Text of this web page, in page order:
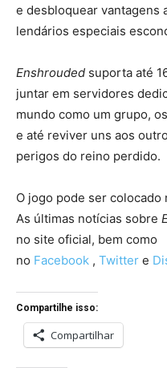
e desbloquear vantagens
lendários especiais
Enshrouded suporta até
juntar em servidores
mundo como um grupo,
e até reviver uns aos
perigos do reino perdido.
O jogo pode ser colocado
As últimas notícias sobre
no site oficial, bem como
no Facebook , Twitter e
Compartilhe isso:
Compartilhar